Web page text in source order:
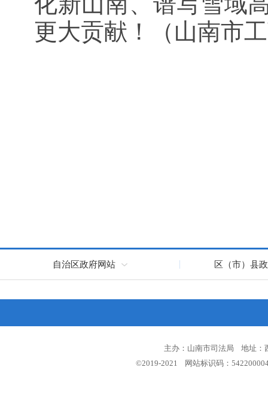
更大贡献！（山南市
自治区政府网站 区（市）县
主办：山南市司法局 地址：
©2019-2021 网站标识码：